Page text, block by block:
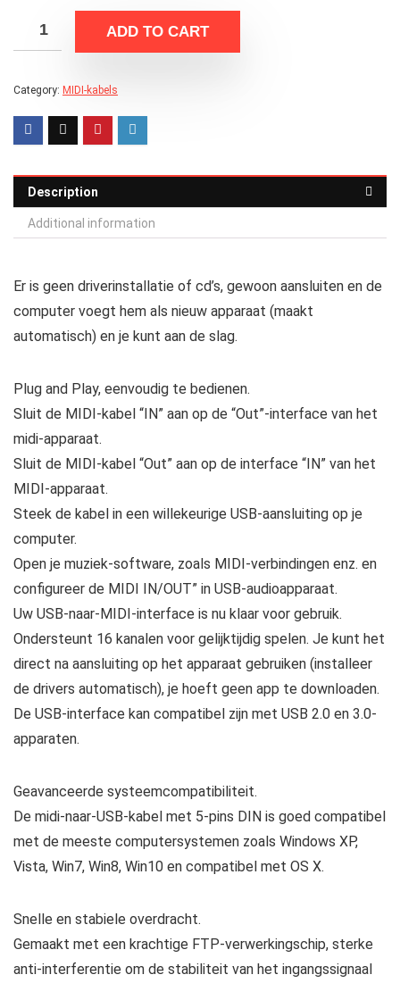
ADD TO CART
Category: MIDI-kabels
Description
Additional information
Er is geen driverinstallatie of cd’s, gewoon aansluiten en de
computer voegt hem als nieuw apparaat (maakt
automatisch) en je kunt aan de slag.
Plug and Play, eenvoudig te bedienen.
Sluit de MIDI-kabel “IN” aan op de “Out”-interface van het
midi-apparaat.
Sluit de MIDI-kabel “Out” aan op de interface “IN” van het
MIDI-apparaat.
Steek de kabel in een willekeurige USB-aansluiting op je
computer.
Open je muziek-software, zoals MIDI-verbindingen enz. en
configureer de MIDI IN/OUT” in USB-audioapparaat.
Uw USB-naar-MIDI-interface is nu klaar voor gebruik.
Ondersteunt 16 kanalen voor gelijktijdig spelen. Je kunt het
direct na aansluiting op het apparaat gebruiken (installeer
de drivers automatisch), je hoeft geen app te downloaden.
De USB-interface kan compatibel zijn met USB 2.0 en 3.0-
apparaten.
Geavanceerde systeemcompatibiliteit.
De midi-naar-USB-kabel met 5-pins DIN is goed compatibel
met de meeste computersystemen zoals Windows XP,
Vista, Win7, Win8, Win10 en compatibel met OS X.
Snelle en stabiele overdracht.
Gemaakt met een krachtige FTP-verwerkingschip, sterke
anti-interferentie om de stabiliteit van het ingangssignaal